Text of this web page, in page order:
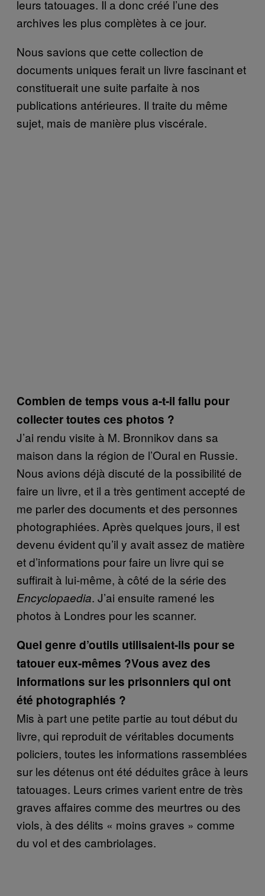
leurs tatouages. Il a donc créé l’une des
archives les plus complètes à ce jour.
Nous savions que cette collection de
documents uniques ferait un livre fascinant et
constituerait une suite parfaite à nos
publications antérieures. Il traite du même
sujet, mais de manière plus viscérale.
Combien de temps vous a-t-il fallu pour
collecter toutes ces photos ?
J’ai rendu visite à M. Bronnikov dans sa
maison dans la région de l’Oural en Russie.
Nous avions déjà discuté de la possibilité de
faire un livre, et il a très gentiment accepté de
me parler des documents et des personnes
photographiées. Après quelques jours, il est
devenu évident qu’il y avait assez de matière
et d’informations pour faire un livre qui se
suffirait à lui-même, à côté de la série des
Encyclopaedia. J’ai ensuite ramené les
photos à Londres pour les scanner.
Quel genre d’outils utilisaient-ils pour se
tatouer eux-mêmes ?Vous avez des
informations sur les prisonniers qui ont
été photographiés ?
Mis à part une petite partie au tout début du
livre, qui reproduit de véritables documents
policiers, toutes les informations rassemblées
sur les détenus ont été déduites grâce à leurs
tatouages. Leurs crimes varient entre de très
graves affaires comme des meurtres ou des
viols, à des délits « moins graves » comme
du vol et des cambriolages.